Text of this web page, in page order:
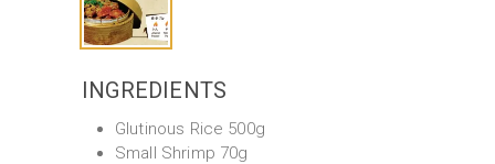
INGREDIENTS
Glutinous Rice 500g
Small Shrimp 70g